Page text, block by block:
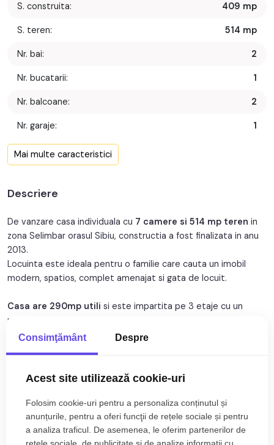
S. construita: 409 mp
S. teren: 514 mp
Nr. bai: 2
Nr. bucatarii: 1
Nr. balcoane: 2
Nr. garaje: 1
Front stradal:
An constructie:
An renovare: 2013
Structura rezistenta:
Regim inaltime: D+P+1
Mai multe caracteristici
Descriere
De vanzare casa individuala cu 7 camere si 514 mp teren in
zona Selimbar orasul Sibiu, constructia a fost finalizata in anu
2013.
Locuinta este ideala pentru o familie care cauta un imobil
modern, spatios, complet amenajat si gata de locuit.
Casa are 290mp utili si este impartita pe 3 etaje cu un
regim de inaltime
sport)
-1 living spatios cu zona de servit masa
-baie
-hol acces
Citește mai mult
Specificații
Curent Apa
Consimţământ Despre
Acest site utilizează cookie-uri
Folosim cookie-uri pentru a personaliza conținutul și
anunțurile, pentru a oferi funcţii de rețele sociale și pentru
a analiza traficul. De asemenea, le oferim partenerilor de